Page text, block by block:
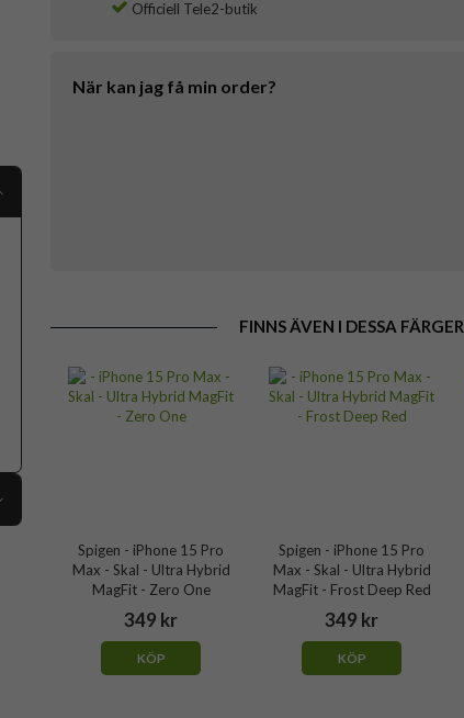
Officiell Tele2-butik
När kan jag få min order?
FINNS ÄVEN I DESSA FÄRGER
Spigen - iPhone 15 Pro
Max - Skal - Ultra Hybrid
MagFit - Zero One
349 kr
KÖP
Spigen - iPhone 15 Pro
Max - Skal - Ultra Hybrid
MagFit - Frost Deep Red
349 kr
KÖP